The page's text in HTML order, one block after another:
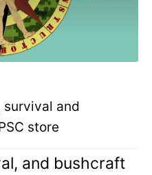
survival and
store
and bushcraft